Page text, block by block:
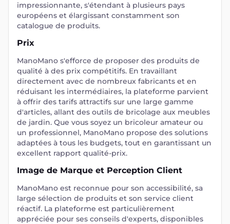
impressionnante, s'étendant à plusieurs pays
européens et élargissant constamment son
catalogue de produits.
Prix
ManoMano s'efforce de proposer des produits de
qualité à des prix compétitifs. En travaillant
directement avec de nombreux fabricants et en
réduisant les intermédiaires, la plateforme parvient
à offrir des tarifs attractifs sur une large gamme
d'articles, allant des outils de bricolage aux meubles
de jardin. Que vous soyez un bricoleur amateur ou
un professionnel, ManoMano propose des solutions
adaptées à tous les budgets, tout en garantissant un
excellent rapport qualité-prix.
Image de Marque et Perception Client
ManoMano est reconnue pour son accessibilité, sa
large sélection de produits et son service client
réactif. La plateforme est particulièrement
appréciée pour ses conseils d'experts, disponibles